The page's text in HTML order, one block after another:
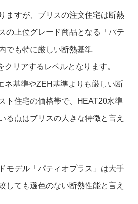
ますが、ブリスの注文住宅は断熱
の上位グレード商品となる「パテ
でも特に厳しい断熱基準
クリアするレベルとなります。
ネ基準やZEH基準よりも厳しい断
ト住宅の価格帯で、HEAT20水準
る点はブリスの大きな特徴と言え
モデル「パティオプラス」は大手
しても遜色のない断熱性能と言え